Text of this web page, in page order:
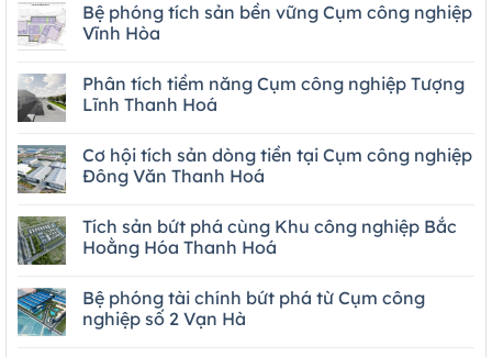
Bệ phóng tích sản bền vững Cụm công nghiệp
Vĩnh Hòa
Phân tích tiềm năng Cụm công nghiệp Tượng
Lĩnh Thanh Hoá
Cơ hội tích sản dòng tiền tại Cụm công nghiệp
Đông Văn Thanh Hoá
Tích sản bứt phá cùng Khu công nghiệp Bắc
Hoằng Hóa Thanh Hoá
Bệ phóng tài chính bứt phá từ Cụm công
nghiệp số 2 Vạn Hà